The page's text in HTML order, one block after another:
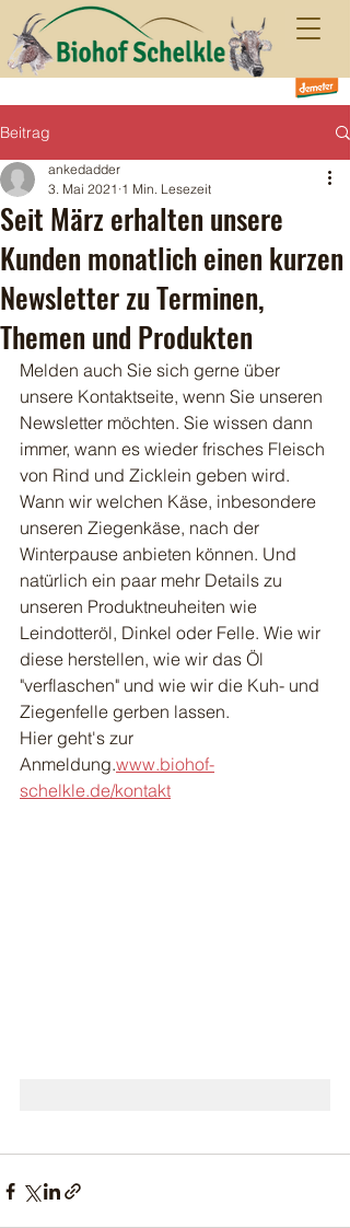
Beitrag
Seit März erhalten unsere
Kunden monatlich einen kurzen
Newsletter zu Terminen,
Themen und Produkten
ankedadder
3. Mai 2021 1 Min. Lesezeit
Melden auch Sie sich gerne über
unsere Kontaktseite, wenn Sie unseren
Newsletter möchten. Sie wissen dann
immer, wann es wieder frisches Fleisch
von Rind und Zicklein geben wird.
Wann wir welchen Käse, inbesondere
unseren Ziegenkäse, nach der
Winterpause anbieten können. Und
natürlich ein paar mehr Details zu
unseren Produktneuheiten wie
Leindotteröl, Dinkel oder Felle. Wie wir
diese herstellen, wie wir das Öl
"verflaschen" und wie wir die Kuh- und
Ziegenfelle gerben lassen.
Hier geht's zur
Anmeldung.www.biohof-
schelkle.de/kontakt